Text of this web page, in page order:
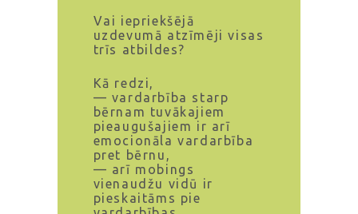
Vai iepriekšējā
uzdevumā atzīmēji visas
trīs atbildes?
Kā redzi,
— vardarbība starp
bērnam tuvākajiem
pieaugušajiem ir arī
emocionāla vardarbība
pret bērnu,
— arī mobings
vienaudžu vidū ir
pieskaitāms pie